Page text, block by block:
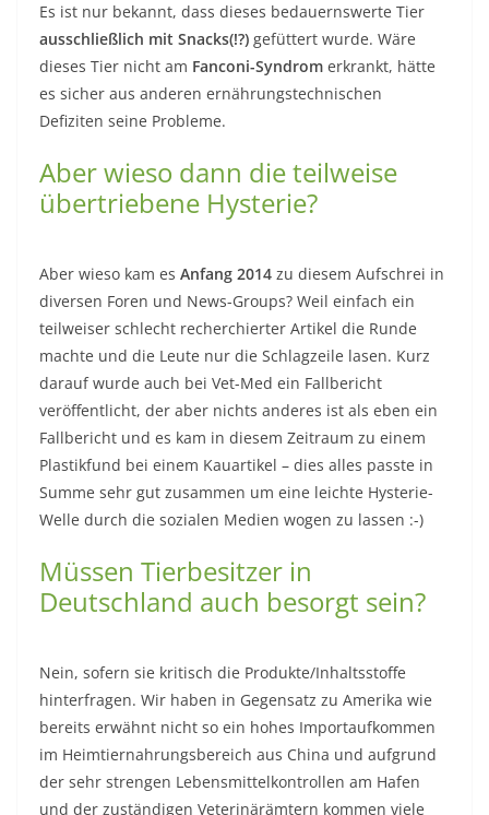
Es ist nur bekannt, dass dieses bedauernswerte Tier
ausschließlich mit Snacks(!?) gefüttert wurde. Wäre
dieses Tier nicht am Fanconi-Syndrom erkrankt, hätte
es sicher aus anderen ernährungstechnischen
Defiziten seine Probleme.
Aber wieso dann die teilweise
übertriebene Hysterie?
Aber wieso kam es Anfang 2014 zu diesem Aufschrei in
diversen Foren und News-Groups? Weil einfach ein
teilweiser schlecht recherchierter Artikel die Runde
machte und die Leute nur die Schlagzeile lasen. Kurz
darauf wurde auch bei Vet-Med ein Fallbericht
veröffentlicht, der aber nichts anderes ist als eben ein
Fallbericht und es kam in diesem Zeitraum zu einem
Plastikfund bei einem Kauartikel – dies alles passte in
Summe sehr gut zusammen um eine leichte Hysterie-
Welle durch die sozialen Medien wogen zu lassen :-)
Müssen Tierbesitzer in
Deutschland auch besorgt sein?
Nein, sofern sie kritisch die Produkte/Inhaltsstoffe
hinterfragen. Wir haben in Gegensatz zu Amerika wie
bereits erwähnt nicht so ein hohes Importaufkommen
im Heimtiernahrungsbereich aus China und aufgrund
der sehr strengen Lebensmittelkontrollen am Hafen
und der zuständigen Veterinärämtern kommen viele